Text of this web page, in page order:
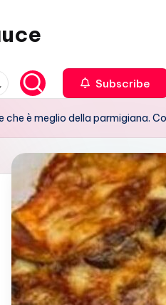
Subscribe
che è meglio della parmigiana.